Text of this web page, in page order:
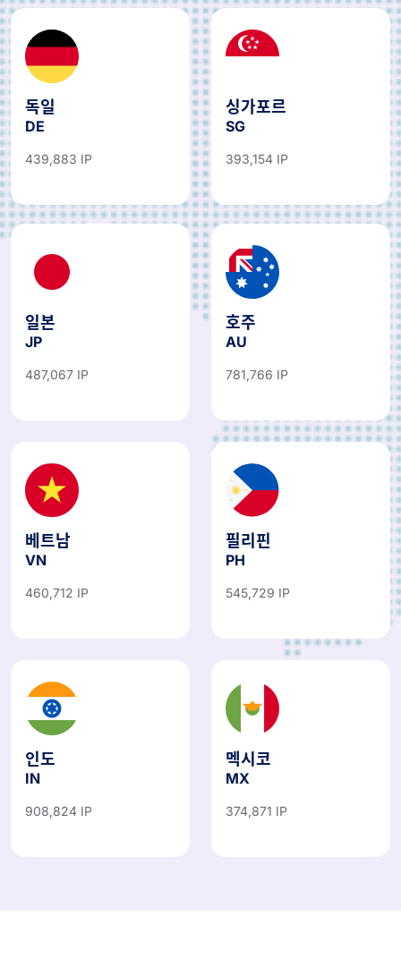
독일
DE
439,883 IP
싱가포르
SG
393,154 IP
일본
JP
487,067 IP
호주
AU
781,766 IP
베트남
VN
460,712 IP
필리핀
PH
545,729 IP
인도
IN
908,824 IP
멕시코
MX
374,871 IP